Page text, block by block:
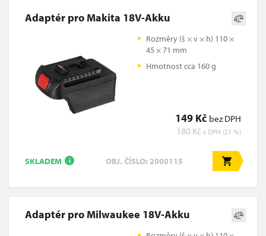
Adaptér pro Makita 18V-Akku
Rozměry (š × v × h) 110 ×
45 × 71 mm
Hmotnost cca 160 g
149 Kč bez DPH
180 Kč s DPH (21 %)
SKLADEM i OBJ. ČÍSLO: 2000115
Adaptér pro Milwaukee 18V-Akku